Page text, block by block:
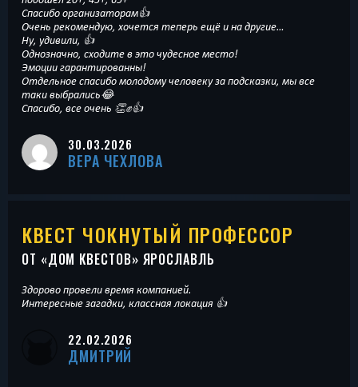
Спасибо организаторам👍
Очень рекомендую, хочется теперь ещё и на другие…
Ну, удивили, 👍
Однозначно, сходите в это чудесное место!
Эмоции гарантированны!
Отдельное спасибо молодому человеку за подсказки, мы все
таки выбрались😂
Спасибо, все очень 👏✊👍
30.03.2026
ВЕРА ЧЕХЛОВА
КВЕСТ ЧОКНУТЫЙ ПРОФЕССОР
ОТ «ДОМ КВЕСТОВ» ЯРОСЛАВЛЬ
Здорово провели время компанией.
Интересные загадки, классная локация 👍
22.02.2026
ДМИТРИЙ